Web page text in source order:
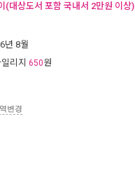
(대상도서 포함 국내서 2만원 이상)
년 8월
리지 650원
변경